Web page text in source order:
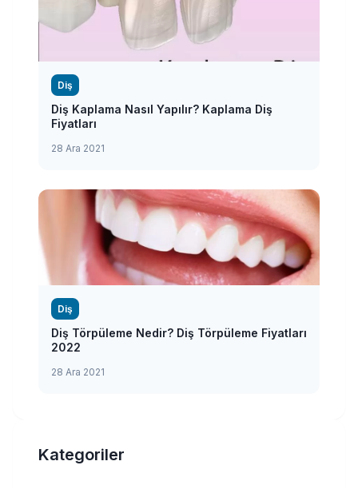
Diş
Diş Kaplama Nasıl Yapılır? Kaplama Diş
Fiyatları
28 Ara 2021
Diş
Diş Törpüleme Nedir? Diş Törpüleme Fiyatları
2022
28 Ara 2021
Kategoriler